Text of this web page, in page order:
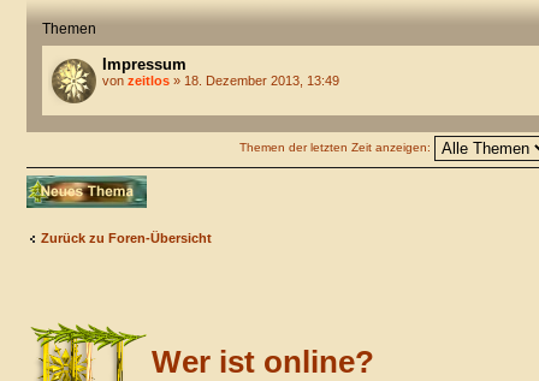
Themen
Impressum
von zeitlos » 18. Dezember 2013, 13:49
Themen der letzten Zeit anzeigen:
Neues Thema
erstellen
Zurück zu Foren-Übersicht
Wer ist online?